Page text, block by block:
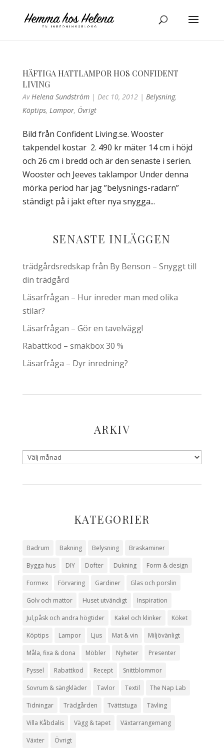
HÄFTIGA HATTLAMPOR HOS CONFIDENT
LIVING
AvHelena Sundström| Dec 10, 2012| Belysning,
Köptips, Lampor, Övrigt
Bild från Confident Living.se. Wooster
takpendel kostar 2. 490 kr mäter 14 cm i höjd
och 26 cm i bredd och är den senaste i serien.
Wooster och Jeeves taklampor Under denna
mörka period har jag ”belysnings-radarn”
ständigt på i jakt efter nya snygga...
SENASTE INLÄGGEN
trädgårdsredskap från By Benson – Snyggt till
din trädgård
Läsarfrågan – Hur inreder man med olika
stilar?
Läsarfrågan – Gör en tavelvägg!
Rabattkod – smakbox 30 %
Läsarfråga – Dyr inredning?
ARKIV
KATEGORIER
Badrum Bakning Belysning Braskaminer
Bygga hus DIY Dofter Dukning Form & design
Formex Förvaring Gardiner Glas och porslin
Golv och mattor Huset utvändigt Inspiration
Jul,påsk och andra högtider Kakel och klinker Köket
Köptips Lampor Ljus Mat & vin Miljövänligt
Måla, fixa & dona Möbler Nyheter Presenter
Pyssel Rabattkod Recept Snittblommor
Sovrum & sängkläder Tavlor Textil The Nap Lab
Tidningar Trädgården Tvättstuga Tävling
Villa Kåbdalis Vägg & tapet Växtarrangemang
Växter Övrigt